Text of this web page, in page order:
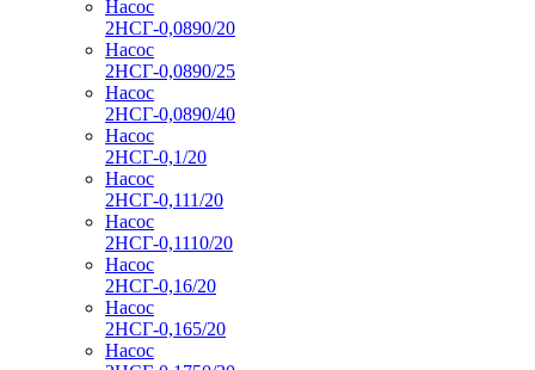
Насос
2НСГ-0,0890/20
Насос
2НСГ-0,0890/25
Насос
2НСГ-0,0890/40
Насос
2НСГ-0,1/20
Насос
2НСГ-0,111/20
Насос
2НСГ-0,1110/20
Насос
2НСГ-0,16/20
Насос
2НСГ-0,165/20
Насос